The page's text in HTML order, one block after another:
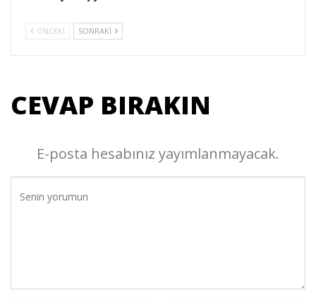
ÖNCEKI SONRAKI
CEVAP BIRAKIN
E-posta hesabınız yayımlanmayacak.